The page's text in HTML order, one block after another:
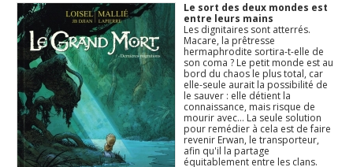
Le sort des deux mondes est
entre leurs mains
Les dignitaires sont atterrés.
Macare, la prêtresse
hermaphrodite sortira-t-elle de
son coma ? Le petit monde est au
bord du chaos le plus total, car
elle-seule aurait la possibilité de
le sauver : elle détient la
connaissance, mais risque de
mourir avec... La seule solution
pour remédier à cela est de faire
revenir Erwan, le transporteur,
afin qu'il la partage
équitablement entre les clans.